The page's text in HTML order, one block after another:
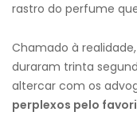
rastro do perfume
Chamado à
duraram trinta
altercar com os
perplexos pelo